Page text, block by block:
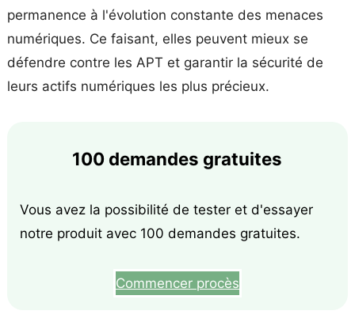
permanence à l'évolution constante des menaces
numériques. Ce faisant, elles peuvent mieux se
défendre contre les APT et garantir la sécurité de
leurs actifs numériques les plus précieux.
100 demandes gratuites
Vous avez la possibilité de tester et d'essayer
notre produit avec 100 demandes gratuites.
Commencer procès